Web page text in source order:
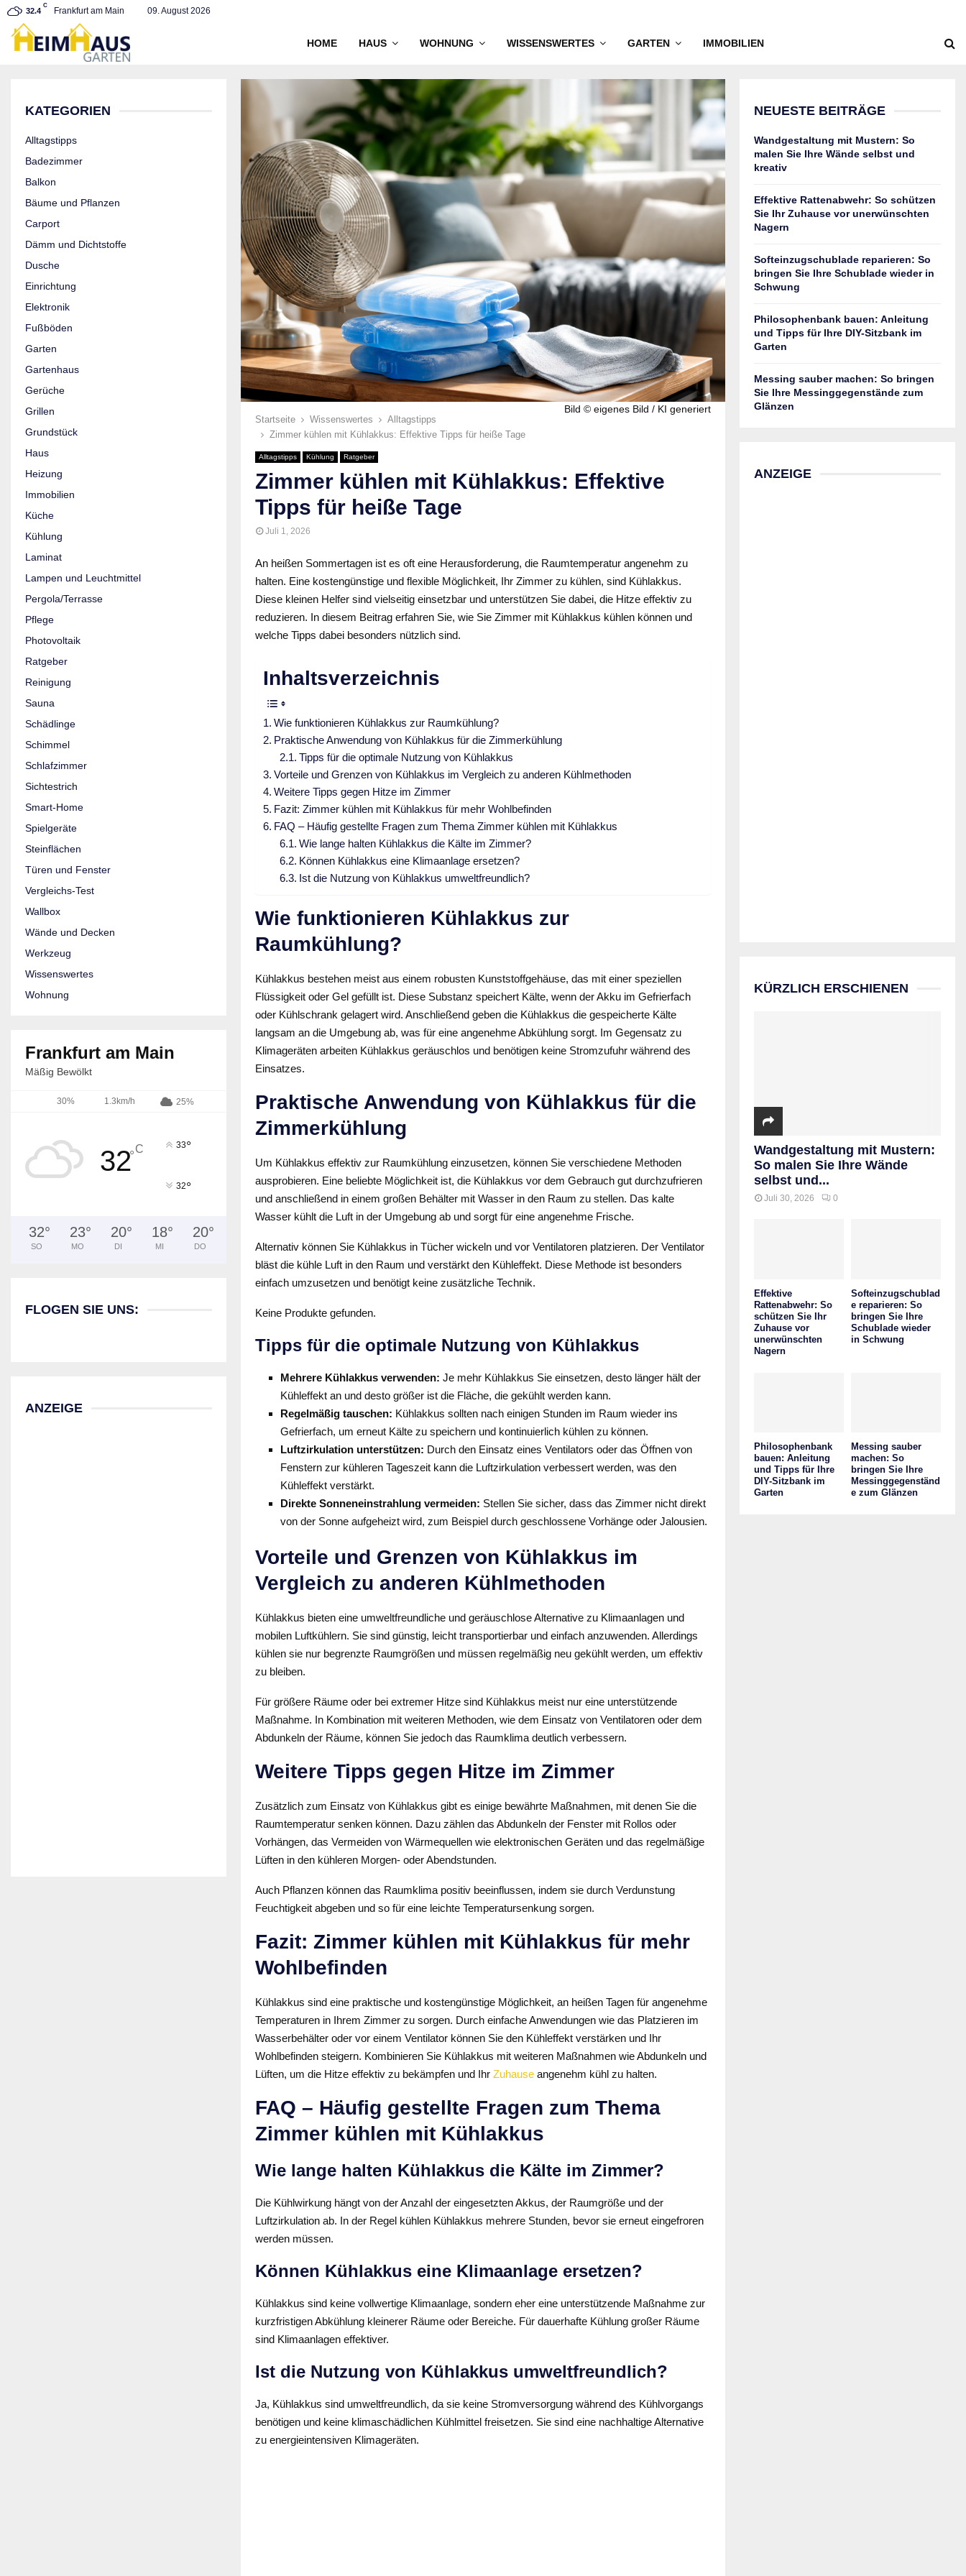
32.4
C
Frankfurt am Main 09. August 2026
HOME HAUS WOHNUNG WISSENSWERTES GARTEN IMMOBILIEN
Bild © eigenes Bild / KI generiert
Startseite Wissenswertes
Alltagstipps
Zimmer kühlen mit Kühlakkus: Effektive Tipps für heiße Tage
Alltagstipps Kühlung Ratgeber
Zimmer kühlen mit Kühlakkus: Effektive
Tipps für heiße Tage
Juli 1, 2026
An heißen Sommertagen ist es oft eine Herausforderung, die Raumtemperatur angenehm zu
halten. Eine kostengünstige und flexible Möglichkeit, Ihr Zimmer zu kühlen, sind Kühlakkus.
Diese kleinen Helfer sind vielseitig einsetzbar und unterstützen Sie dabei, die Hitze effektiv zu
reduzieren. In diesem Beitrag erfahren Sie, wie Sie Zimmer mit Kühlakkus kühlen können und
welche Tipps dabei besonders nützlich sind.
Inhaltsverzeichnis
Wie funktionieren Kühlakkus zur Raumkühlung?
Praktische Anwendung von Kühlakkus für die Zimmerkühlung
Tipps für die optimale Nutzung von Kühlakkus
Vorteile und Grenzen von Kühlakkus im Vergleich zu anderen Kühlmethoden
Weitere Tipps gegen Hitze im Zimmer
Fazit: Zimmer kühlen mit Kühlakkus für mehr Wohlbefinden
FAQ – Häufig gestellte Fragen zum Thema Zimmer kühlen mit Kühlakkus
Wie lange halten Kühlakkus die Kälte im Zimmer?
Können Kühlakkus eine Klimaanlage ersetzen?
Ist die Nutzung von Kühlakkus umweltfreundlich?
Wie funktionieren Kühlakkus zur
Raumkühlung?
Kühlakkus bestehen meist aus einem robusten Kunststoffgehäuse, das mit einer speziellen
Flüssigkeit oder Gel gefüllt ist. Diese Substanz speichert Kälte, wenn der Akku im Gefrierfach
oder Kühlschrank gelagert wird. Anschließend geben die Kühlakkus die gespeicherte Kälte
langsam an die Umgebung ab, was für eine angenehme Abkühlung sorgt. Im Gegensatz zu
Klimageräten arbeiten Kühlakkus geräuschlos und benötigen keine Stromzufuhr während des
Einsatzes.
Praktische Anwendung von Kühlakkus für die
Zimmerkühlung
Um Kühlakkus effektiv zur Raumkühlung einzusetzen, können Sie verschiedene Methoden
ausprobieren. Eine beliebte Möglichkeit ist, die Kühlakkus vor dem Gebrauch gut durchzufrieren
und anschließend in einem großen Behälter mit Wasser in den Raum zu stellen. Das kalte
Wasser kühlt die Luft in der Umgebung ab und sorgt für eine angenehme Frische.
Alternativ können Sie Kühlakkus in Tücher wickeln und vor Ventilatoren platzieren. Der Ventilator
bläst die kühle Luft in den Raum und verstärkt den Kühleffekt. Diese Methode ist besonders
einfach umzusetzen und benötigt keine zusätzliche Technik.
Keine Produkte gefunden.
Tipps für die optimale Nutzung von Kühlakkus
Mehrere Kühlakkus verwenden: Je mehr Kühlakkus Sie einsetzen, desto länger hält der
Kühleffekt an und desto größer ist die Fläche, die gekühlt werden kann.
Regelmäßig tauschen: Kühlakkus sollten nach einigen Stunden im Raum wieder ins
Gefrierfach, um erneut Kälte zu speichern und kontinuierlich kühlen zu können.
Luftzirkulation unterstützen: Durch den Einsatz eines Ventilators oder das Öffnen von
Fenstern zur kühleren Tageszeit kann die Luftzirkulation verbessert werden, was den
Kühleffekt verstärkt.
Direkte Sonneneinstrahlung vermeiden: Stellen Sie sicher, dass das Zimmer nicht direkt
von der Sonne aufgeheizt wird, zum Beispiel durch geschlossene Vorhänge oder Jalousien.
Vorteile und Grenzen von Kühlakkus im
Vergleich zu anderen Kühlmethoden
Kühlakkus bieten eine umweltfreundliche und geräuschlose Alternative zu Klimaanlagen und
mobilen Luftkühlern. Sie sind günstig, leicht transportierbar und einfach anzuwenden. Allerdings
kühlen sie nur begrenzte Raumgrößen und müssen regelmäßig neu gekühlt werden, um effektiv
zu bleiben.
Für größere Räume oder bei extremer Hitze sind Kühlakkus meist nur eine unterstützende
Maßnahme. In Kombination mit weiteren Methoden, wie dem Einsatz von Ventilatoren oder dem
Abdunkeln der Räume, können Sie jedoch das Raumklima deutlich verbessern.
Weitere Tipps gegen Hitze im Zimmer
Zusätzlich zum Einsatz von Kühlakkus gibt es einige bewährte Maßnahmen, mit denen Sie die
Raumtemperatur senken können. Dazu zählen das Abdunkeln der Fenster mit Rollos oder
Vorhängen, das Vermeiden von Wärmequellen wie elektronischen Geräten und das regelmäßige
Lüften in den kühleren Morgen- oder Abendstunden.
Auch Pflanzen können das Raumklima positiv beeinflussen, indem sie durch Verdunstung
Feuchtigkeit abgeben und so für eine leichte Temperatursenkung sorgen.
Fazit: Zimmer kühlen mit Kühlakkus für mehr
Wohlbefinden
Kühlakkus sind eine praktische und kostengünstige Möglichkeit, an heißen Tagen für angenehme
Temperaturen in Ihrem Zimmer zu sorgen. Durch einfache Anwendungen wie das Platzieren im
Wasserbehälter oder vor einem Ventilator können Sie den Kühleffekt verstärken und Ihr
Wohlbefinden steigern. Kombinieren Sie Kühlakkus mit weiteren Maßnahmen wie Abdunkeln und
Lüften, um die Hitze effektiv zu bekämpfen und Ihr Zuhause angenehm kühl zu halten.
FAQ – Häufig gestellte Fragen zum Thema
Zimmer kühlen mit Kühlakkus
Wie lange halten Kühlakkus die Kälte im Zimmer?
Die Kühlwirkung hängt von der Anzahl der eingesetzten Akkus, der Raumgröße und der
Luftzirkulation ab. In der Regel kühlen Kühlakkus mehrere Stunden, bevor sie erneut eingefroren
werden müssen.
Können Kühlakkus eine Klimaanlage ersetzen?
Kühlakkus sind keine vollwertige Klimaanlage, sondern eher eine unterstützende Maßnahme zur
kurzfristigen Abkühlung kleinerer Räume oder Bereiche. Für dauerhafte Kühlung großer Räume
sind Klimaanlagen effektiver.
Ist die Nutzung von Kühlakkus umweltfreundlich?
Ja, Kühlakkus sind umweltfreundlich, da sie keine Stromversorgung während des Kühlvorgangs
benötigen und keine klimaschädlichen Kühlmittel freisetzen. Sie sind eine nachhaltige Alternative
zu energieintensiven Klimageräten.
KATEGORIEN
Alltagstipps
Badezimmer
Balkon
Bäume und Pflanzen
Carport
Dämm und Dichtstoffe
Dusche
Einrichtung
Elektronik
Fußböden
Garten
Gartenhaus
Gerüche
Grillen
Grundstück
Haus
Heizung
Immobilien
Küche
Kühlung
Laminat
Lampen und Leuchtmittel
Pergola/Terrasse
Pflege
Photovoltaik
Ratgeber
Reinigung
Sauna
Schädlinge
Schimmel
Schlafzimmer
Sichtestrich
Smart-Home
Spielgeräte
Steinflächen
Türen und Fenster
Vergleichs-Test
Wallbox
Wände und Decken
Werkzeug
Wissenswertes
Wohnung
Frankfurt am Main
Mäßig Bewölkt
30% 1.3km/h 25%
32°C 33°
32°
32°
SO
23°
MO
20°
DI
18°
MI
20°
DO
FLOGEN SIE UNS:
ANZEIGE
NEUESTE BEITRÄGE
Wandgestaltung mit Mustern: So
malen Sie Ihre Wände selbst und
kreativ
Effektive Rattenabwehr: So schützen
Sie Ihr Zuhause vor unerwünschten
Nagern
Softeinzugschublade reparieren: So
bringen Sie Ihre Schublade wieder in
Schwung
Philosophenbank bauen: Anleitung
und Tipps für Ihre DIY-Sitzbank im
Garten
Messing sauber machen: So bringen
Sie Ihre Messinggegenstände zum
Glänzen
ANZEIGE
KÜRZLICH ERSCHIENEN
Wandgestaltung mit Mustern:
So malen Sie Ihre Wände
selbst und...
Juli 30, 2026 0
Effektive
Rattenabwehr: So
schützen Sie Ihr
Zuhause vor
unerwünschten
Nagern
Softeinzugschublad
e reparieren: So
bringen Sie Ihre
Schublade wieder
in Schwung
Philosophenbank
bauen: Anleitung
und Tipps für Ihre
DIY-Sitzbank im
Garten
Messing sauber
machen: So
bringen Sie Ihre
Messinggegenständ
e zum Glänzen